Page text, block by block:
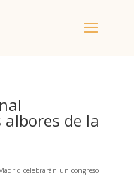
de la
celebrarán un congreso